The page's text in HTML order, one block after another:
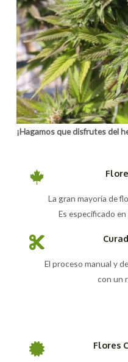
¡Hagamos que disfrutes del
La gran mayoría de
Es especificado
El proceso manual y
con un
Flores